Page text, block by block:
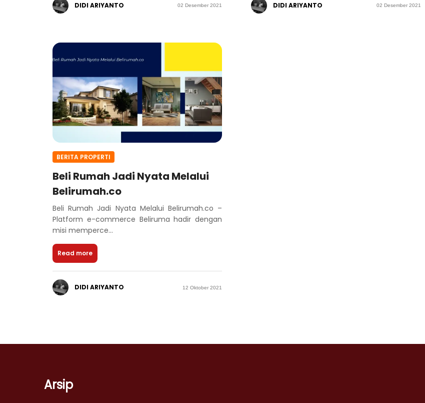
DIDI ARIYANTO 02 Desember 2021 DIDI ARIYANTO 02 Desember 2021
BERITA PROPERTI
Beli Rumah Jadi Nyata Melalui
Belirumah.co
Beli Rumah Jadi Nyata Melalui Belirumah.co –
Platform e-commerce Beliruma hadir dengan
misi memperce...
Read more
DIDI ARIYANTO 12 Oktober 2021
Arsip